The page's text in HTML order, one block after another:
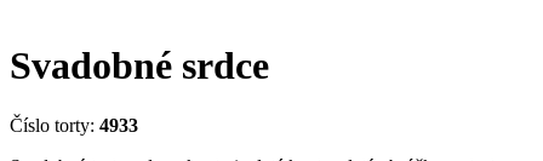
Svadobné srdce
Číslo torty: 4933